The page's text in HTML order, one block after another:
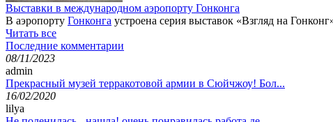
Выставки в международном аэропорту Гонконга
В аэропорту Гонконга устроена серия выставок «Взгляд на
Читать все
Последние комментарии
08/11/2023
admin
Прекрасный музей терракотовой армии в Сюйчжоу! Бол...
16/02/2020
lilya